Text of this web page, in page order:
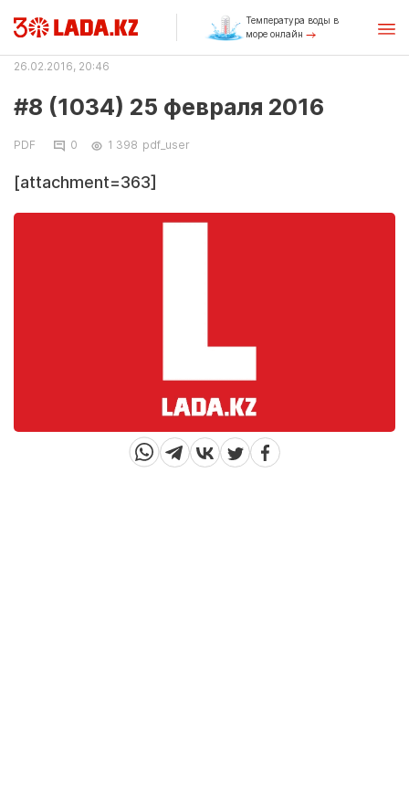
Температура воды в
море онлайн
26.02.2016, 20:46
#8 (1034) 25 февраля 2016
PDF 0 1 398 pdf_user
[attachment=363]